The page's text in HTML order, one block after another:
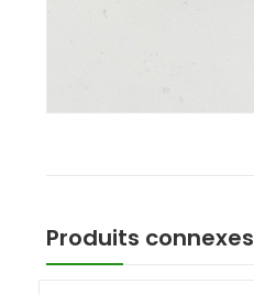
Produits connexes